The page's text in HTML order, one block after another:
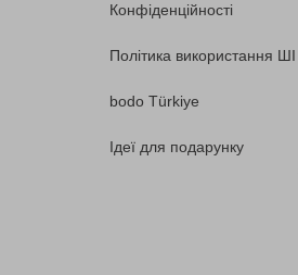
Конфіденційності
Політика використання ШІ
bodo Türkiye
Ідеї для подарунку